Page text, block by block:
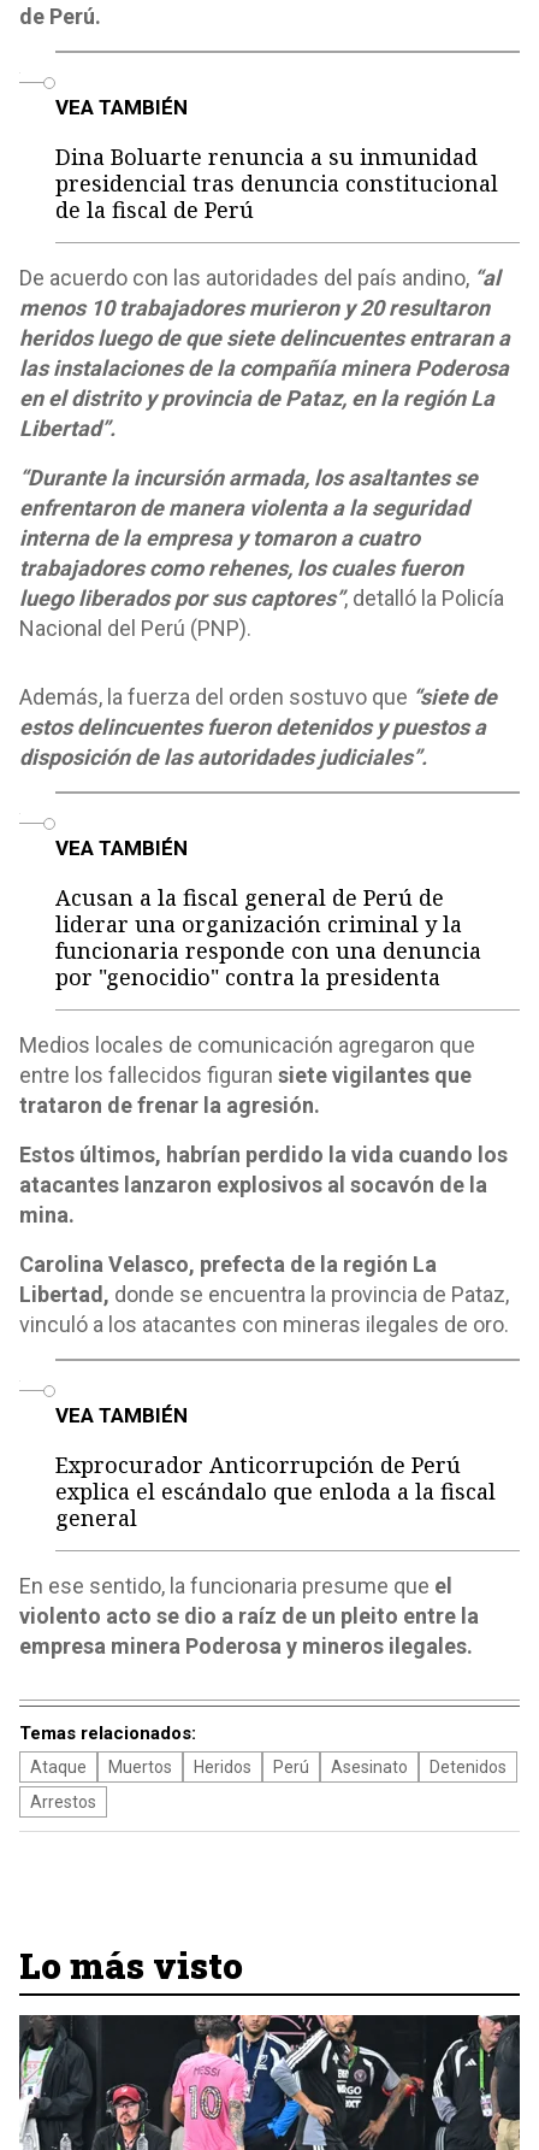
de Perú.
VEA TAMBIÉN
Dina Boluarte renuncia a su inmunidad
presidencial tras denuncia constitucional
de la fiscal de Perú
De acuerdo con las autoridades del país andino, “al
menos 10 trabajadores murieron y 20 resultaron
heridos luego de que siete delincuentes entraran a
las instalaciones de la compañía minera Poderosa
en el distrito y provincia de Pataz, en la región La
Libertad”.
“Durante la incursión armada, los asaltantes se
enfrentaron de manera violenta a la seguridad
interna de la empresa y tomaron a cuatro
trabajadores como rehenes, los cuales fueron
luego liberados por sus captores”, detalló la Policía
Nacional del Perú (PNP).
Además, la fuerza del orden sostuvo que “siete de
estos delincuentes fueron detenidos y puestos a
disposición de las autoridades judiciales”.
VEA TAMBIÉN
Acusan a la fiscal general de Perú de
liderar una organización criminal y la
funcionaria responde con una denuncia
por "genocidio" contra la presidenta
Medios locales de comunicación agregaron que
entre los fallecidos figuran siete vigilantes que
trataron de frenar la agresión.
Estos últimos, habrían perdido la vida cuando los
atacantes lanzaron explosivos al socavón de la
mina.
Carolina Velasco, prefecta de la región La
Libertad, donde se encuentra la provincia de Pataz,
vinculó a los atacantes con mineras ilegales de oro.
VEA TAMBIÉN
Exprocurador Anticorrupción de Perú
explica el escándalo que enloda a la fiscal
general
En ese sentido, la funcionaria presume que el
violento acto se dio a raíz de un pleito entre la
empresa minera Poderosa y mineros ilegales.
Temas relacionados:
Ataque Muertos Heridos Perú Asesinato
Detenidos
Arrestos
Lo más visto